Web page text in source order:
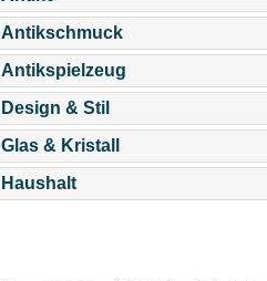
Antikschmuck
Antikspielzeug
Design & Stil
Glas & Kristall
Haushalt